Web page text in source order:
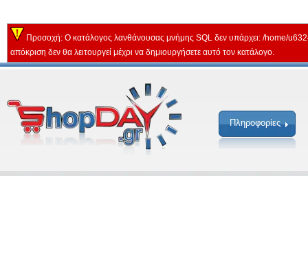
Προσοχή: Ο κατάλογος λανθάνουσας μνήμης SQL δεν υπάρχει: /home/
απόκριση δεν θα λειτουργεί μέχρι να δημιουργήσετε αυτό τον κατάλογο.
Πληροφορίες